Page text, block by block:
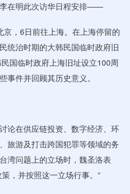
在明此次访华日程安排——
，6日前往上海。在上海停留的
统治时期的大韩民国临时政府旧
国临时政府上海旧址设立100周
事件并回顾其历史意义。
论在供应链投资、数字经济、环
旅游及打击跨国犯罪等领域的务
湾问题上的立场时，魏圣洛表
，并按照这一立场行事。”